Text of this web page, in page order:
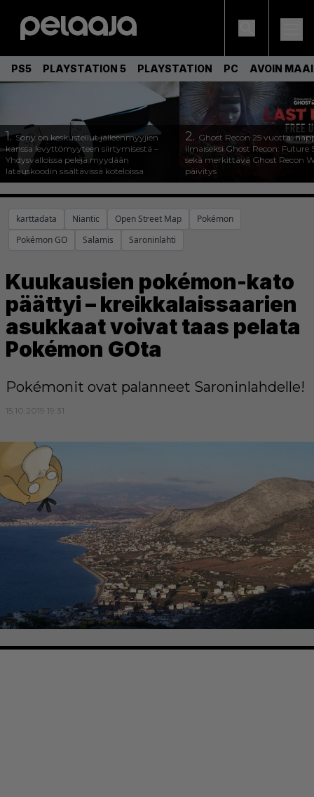
PS5 PLAYSTATION 5 PLAYSTATION PC AVOIN
1.Sony on keskustellut jälleenmyyjien
kanssa levyttömyyteen siirtymisestä –
Yhdysvalloissa pelejä myydään
latauskoodin sisältävissä koteloissa
2. Ghost Recon 25 vuotta:
ilmaiseksi Ghost Recon: Future
sekä merkittävä Ghost Recon
päivitys
karttadata Niantic Open Street Map
Pokémon
Pokémon GO
Salamis Saroninlahti
Kuukausien pokémon-kato
päättyi – kreikkalaissaarien
asukkaat voivat taas pelata
Pokémon GOta
Pokémonit ovat palanneet Saroninlahdelle!
15.10.2019 19:31